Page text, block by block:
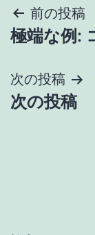
投
稿
ナ
ビ
前の投稿
極端な例:
次の投稿
次の投稿